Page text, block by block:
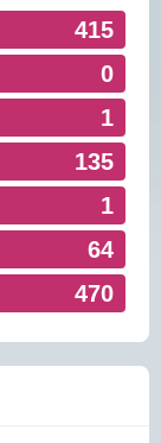
415
0
1
135
1
64
470